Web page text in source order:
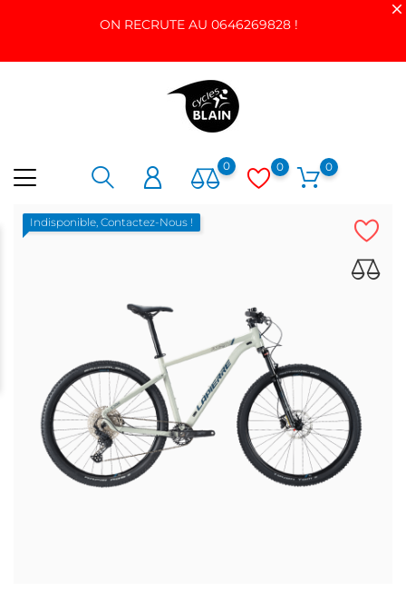
ON RECRUTE AU 0646269828 !
0 0 0
Indisponible, Contactez-Nous !